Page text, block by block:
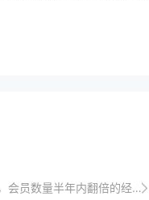
数量半年内翻倍的经验分享